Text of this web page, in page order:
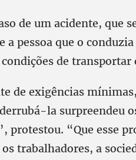
de um acidente, que
a pessoa que o
de transportar
de exigências
la surpreendeu
protestou. “Que esse
trabalhadores, a